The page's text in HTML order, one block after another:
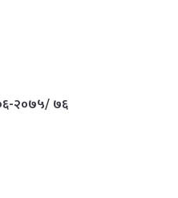
२०७५/ ७६